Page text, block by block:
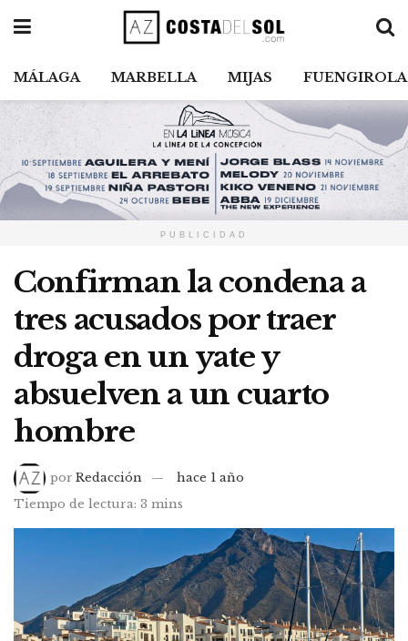
MÁLAGA MARBELLA MIJAS FUENGIROLA
PUBLICIDAD
Confirman la condena a
tres acusados por traer
droga en un yate y
absuelven a un cuarto
hombre
por Redacción
hace 1 año
Tiempo de lectura: 3 mins